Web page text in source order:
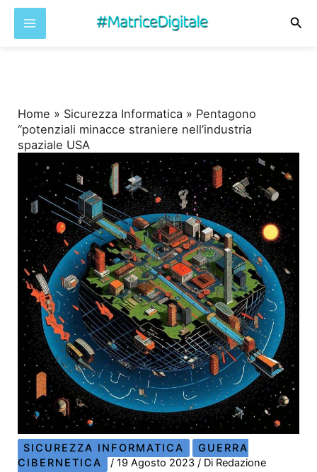
Home » Sicurezza Informatica » Pentagono
“potenziali minacce straniere nell’industria
spaziale USA
SICUREZZA INFORMATICA
GUERRA
CIBERNETICA
/19 Agosto 2023/ Di Redazione